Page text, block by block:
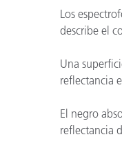
Los
describe el
Una
reflectancia
El negro
reflectancia